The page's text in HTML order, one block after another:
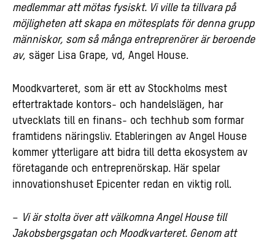
medlemmar att mötas fysiskt. Vi ville ta tillvara på
möjligheten att skapa en mötesplats för denna grupp
människor, som så många entreprenörer är beroende
av, säger Lisa Grape, vd, Angel House.
Moodkvarteret, som är ett av Stockholms mest
eftertraktade kontors- och handelslägen, har
utvecklats till en finans- och techhub som formar
framtidens näringsliv. Etableringen av Angel House
kommer ytterligare att bidra till detta ekosystem av
företagande och entreprenörskap. Här spelar
innovationshuset Epicenter redan en viktig roll.
–
Vi är stolta över att välkomna Angel House till
Jakobsbergsgatan och Moodkvarteret. Genom att